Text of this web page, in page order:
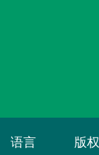
语言 版权